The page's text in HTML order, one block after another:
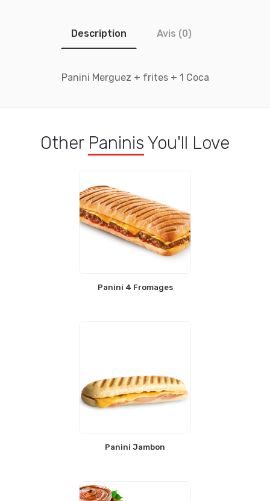
Description Avis (0)
Panini Merguez + frites + 1 Coca
Other Paninis You'll Love
Panini 4 Fromages
Panini Jambon